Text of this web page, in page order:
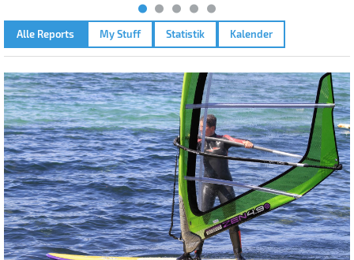
Alle Reports My Stuff Statistik Kalender
L ALMANARRE – 08.04.2011